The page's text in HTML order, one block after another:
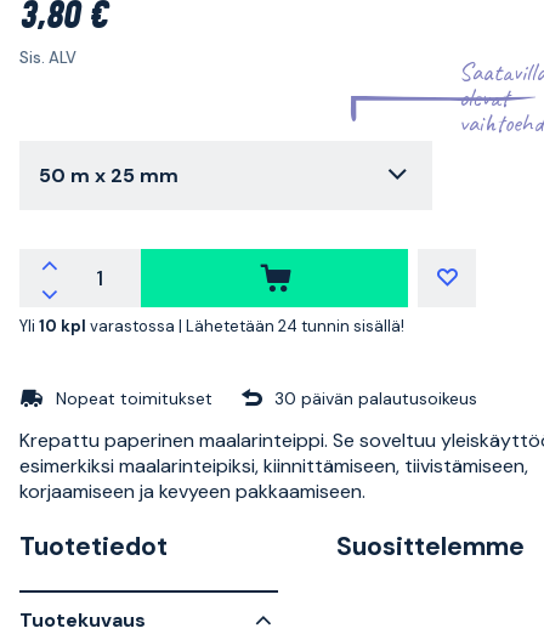
3,80 €
Sis. ALV
olevat
50 m x 25 mm
Yli 10 kpl varastossa | Lähetetään 24 tunnin sisällä!
Nopeat toimitukset 30 päivän palautusoikeus
Krepattu paperinen maalarinteippi. Se soveltuu
esimerkiksi maalarinteipiksi, kiinnittämiseen, tiivistämiseen,
korjaamiseen ja kevyeen pakkaamiseen.
Tuotetiedot
Tuotekuvaus
Suosittelemme